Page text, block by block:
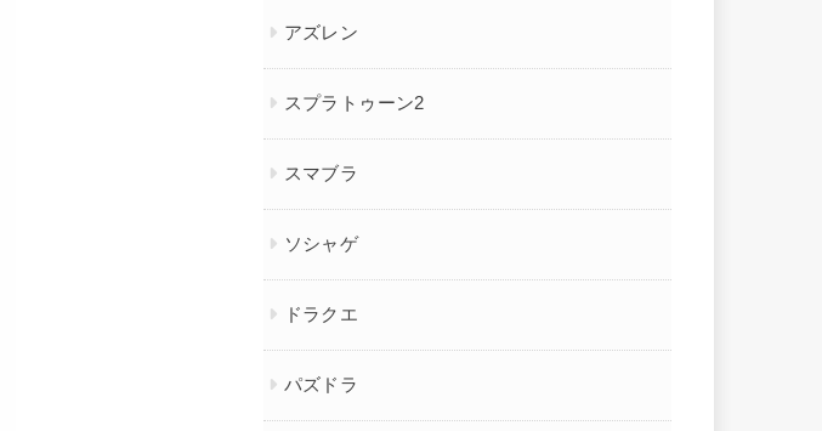
アズレン
スプラトゥーン2
スマブラ
ソシャゲ
ドラクエ
パズドラ